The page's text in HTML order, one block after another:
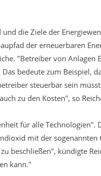
die Ziele der
der erneuerbaren
"Betreiber von Anlagen
bedeute zum Beispiel,
steuerbar sein
zu den Kosten", so
für alle Technologien".
mit der sogenannten
beschließen", kündigte
kann."